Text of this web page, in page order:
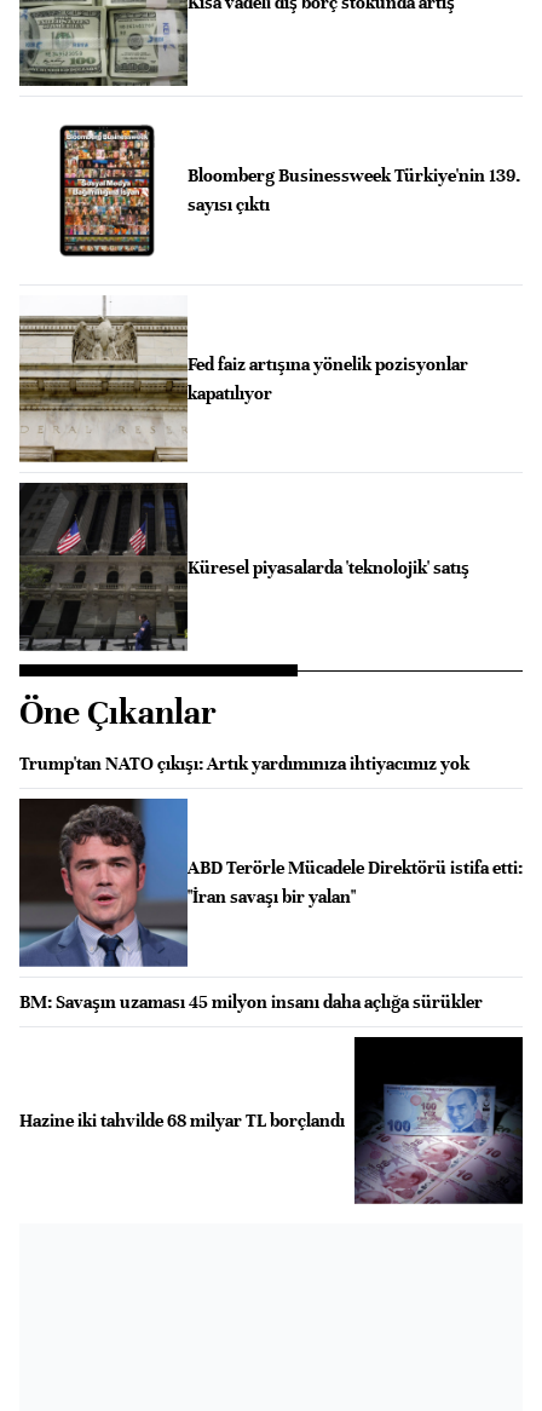
Bloomberg Businessweek Türkiye'nin 139.
sayısı çıktı
Fed faiz artışına yönelik pozisyonlar
kapatılıyor
Küresel piyasalarda 'teknolojik' satış
Öne Çıkanlar
Trump'tan NATO çıkışı: Artık yardımınıza ihtiyacımız yok
ABD Terörle Mücadele Direktörü istifa etti:
"İran savaşı bir yalan"
BM: Savaşın uzaması 45 milyon insanı daha açlığa sürükler
Hazine iki tahvilde 68 milyar TL borçlandı